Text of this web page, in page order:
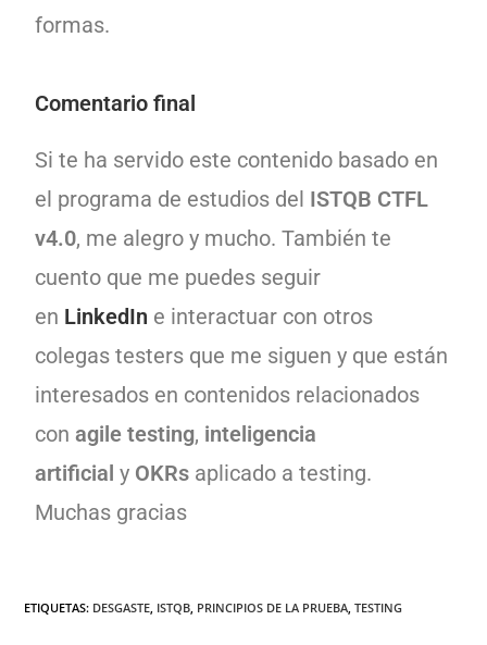
formas.
Comentario final
Si te ha servido este contenido basado en
el programa de estudios del ISTQB CTFL
v4.0, me alegro y mucho. También te
cuento que me puedes seguir
en LinkedIn e interactuar con otros
colegas testers que me siguen y que están
interesados en contenidos relacionados
conagile testing, inteligencia
artificial y OKRs aplicado a testing.
Muchas gracias
ETIQUETAS: DESGASTE, ISTQB, PRINCIPIOS DE LA PRUEBA, TESTING